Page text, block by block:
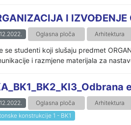
I
Oglasna ploča Arhitektura
se studenti koji slušaju predmet
i razmjene materijala za
Oglasna ploča Arhitektura
konstrukcije 1 - BK1